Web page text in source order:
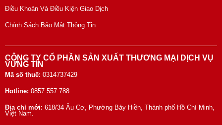
Điều Khoản Và Điều Kiện Giao Dịch
Chính Sách Bảo Mật Thông Tin
CÔNG TY CỔ PHẦN SẢN XUẤT THƯƠNG MẠI DỊCH VỤ
VỮNG TÍN
Mã số thuế: 0314737429
Hotline: 0857 557 788
Địa chỉ mới: 618/34 Âu Cơ, Phường Bảy Hiền, Thành phố Hồ Chí Minh,
Việt Nam.